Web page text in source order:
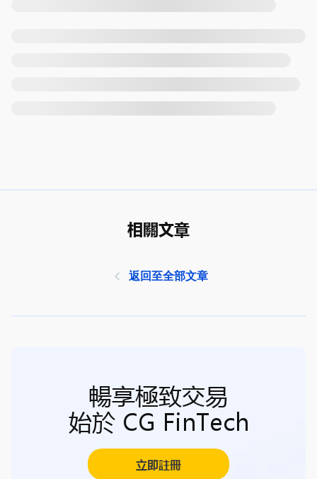
相關文章
返回至全部文章
暢享極致交易
始於 CG FinTech
立即註冊